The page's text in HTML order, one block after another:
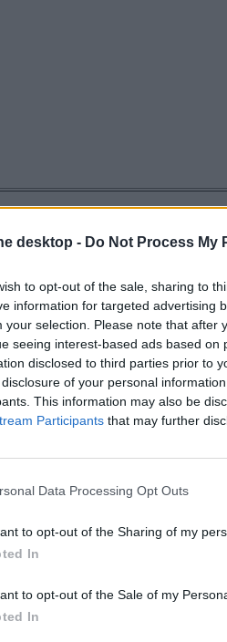
desktop - Do Not Process My
to opt-out of the sale, sharing to
information for targeted advertising
your selection. Please note that after
seeing interest-based ads based
disclosed to third parties prior to
of your personal
This information may also be
Participants that may further
Data Processing Opt Outs
to opt-out of the Sharing of my
In
to opt-out of the Sale of my
In